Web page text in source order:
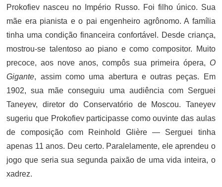
Prokofiev nasceu no Império Russo. Foi filho único. Sua
mãe era pianista e o pai engenheiro agrônomo. A família
tinha uma condição financeira confortável. Desde criança,
mostrou-se talentoso ao piano e como compositor. Muito
precoce, aos nove anos, compôs sua primeira ópera, O
Gigante, assim como uma abertura e outras peças. Em
1902, sua mãe conseguiu uma audiência com Serguei
Taneyev, diretor do Conservatório de Moscou. Taneyev
sugeriu que Prokofiev participasse como ouvinte das aulas
de composição com Reinhold Glière — Serguei tinha
apenas 11 anos. Deu certo. Paralelamente, ele aprendeu o
jogo que seria sua segunda paixão de uma vida inteira, o
xadrez.